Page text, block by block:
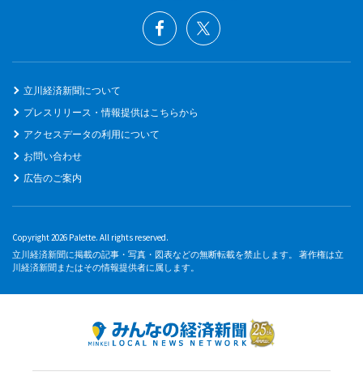
立川経済新聞について
プレスリリース・情報提供はこちらから
アクセスデータの利用について
お問い合わせ
広告のご案内
Copyright 2026 Palette. All rights reserved.
立川経済新聞に掲載の記事・写真・図表などの無断転載を禁止します。 著作権は立
川経済新聞またはその情報提供者に属します。